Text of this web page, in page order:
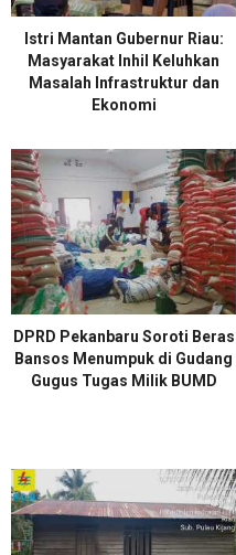
Istri Mantan Gubernur Riau:
Masyarakat Inhil Keluhkan
Masalah Infrastruktur dan
Ekonomi
DPRD Pekanbaru Soroti Beras
Bansos Menumpuk di Gudang
Gugus Tugas Milik BUMD